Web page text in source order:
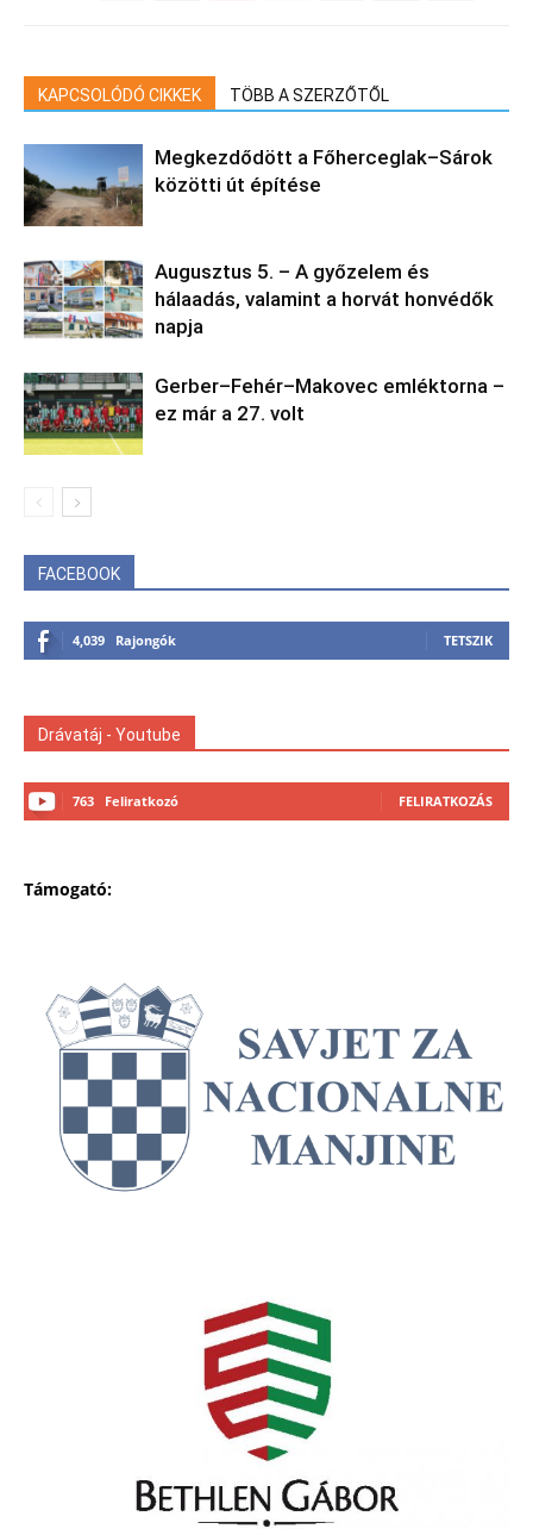
KAPCSOLÓDÓ CIKKEK TÖBB A SZERZŐTŐL
Megkezdődött a Főherceglak–Sárok
közötti út építése
Augusztus 5. – A győzelem és
hálaadás, valamint a horvát honvédők
napja
Gerber–Fehér–Makovec emléktorna –
ez már a 27. volt
FACEBOOK
4,039 Rajongók TETSZIK
Drávatáj - Youtube
763 Feliratkozó FELIRATKOZÁS
Támogató: